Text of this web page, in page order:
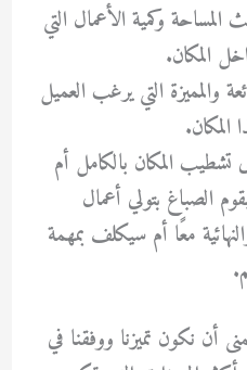
وكمية الأعمال التي
المكان.
والمميزة التي يرغب العميل
تشطيب المكان بالكامل أم
الصباغ بتولي أعمال
معًا أم سيكلف بمهمة
أن نكون تميزنا ووفقنا في